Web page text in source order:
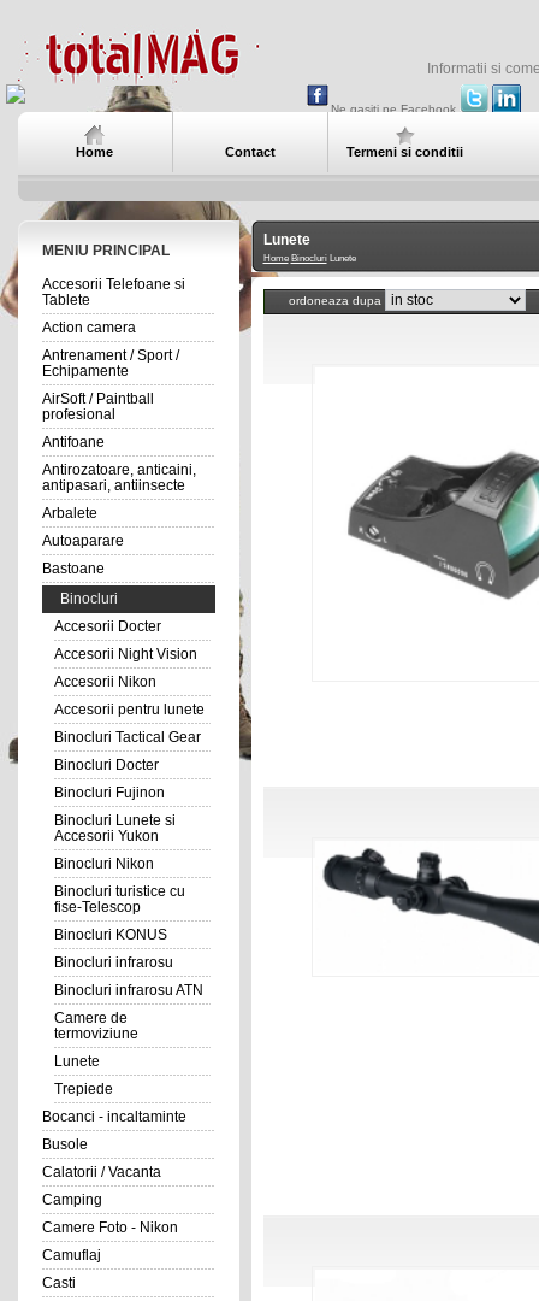
Informatii si
Ne gasiti pe Facebook
Home Contact Termeni si conditii
MENIU PRINCIPAL
Accesorii Telefoane si
Tablete
Action camera
Antrenament / Sport /
Echipamente
AirSoft / Paintball
profesional
Antifoane
Antirozatoare, anticaini,
antipasari, antiinsecte
Arbalete
Autoaparare
Bastoane
Binocluri
Accesorii Docter
Accesorii Night Vision
Accesorii Nikon
Accesorii pentru lunete
Binocluri Tactical Gear
Binocluri Docter
Binocluri Fujinon
Binocluri Lunete si
Accesorii Yukon
Binocluri Nikon
Binocluri turistice cu
fise-Telescop
Binocluri KONUS
Binocluri infrarosu
Binocluri infrarosu ATN
Camere de
termoviziune
Lunete
Trepiede
Bocanci - incaltaminte
Busole
Calatorii / Vacanta
Camping
Camere Foto - Nikon
Camuflaj
Casti
Lunete
Home BinocluriLunete
ordoneaza dupa